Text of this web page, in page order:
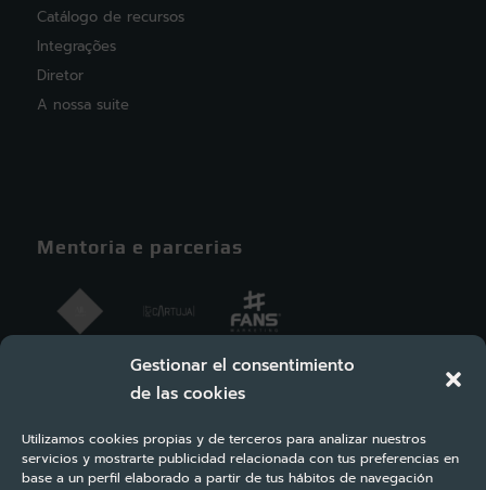
Gestionar el consentimiento
de las cookies
Utilizamos cookies propias y de terceros para analizar nuestros
servicios y mostrarte publicidad relacionada con tus preferencias en
base a un perfil elaborado a partir de tus hábitos de navegación
Catálogo de recursos
Integrações
Diretor
A nossa suite
Mentoria e parcerias